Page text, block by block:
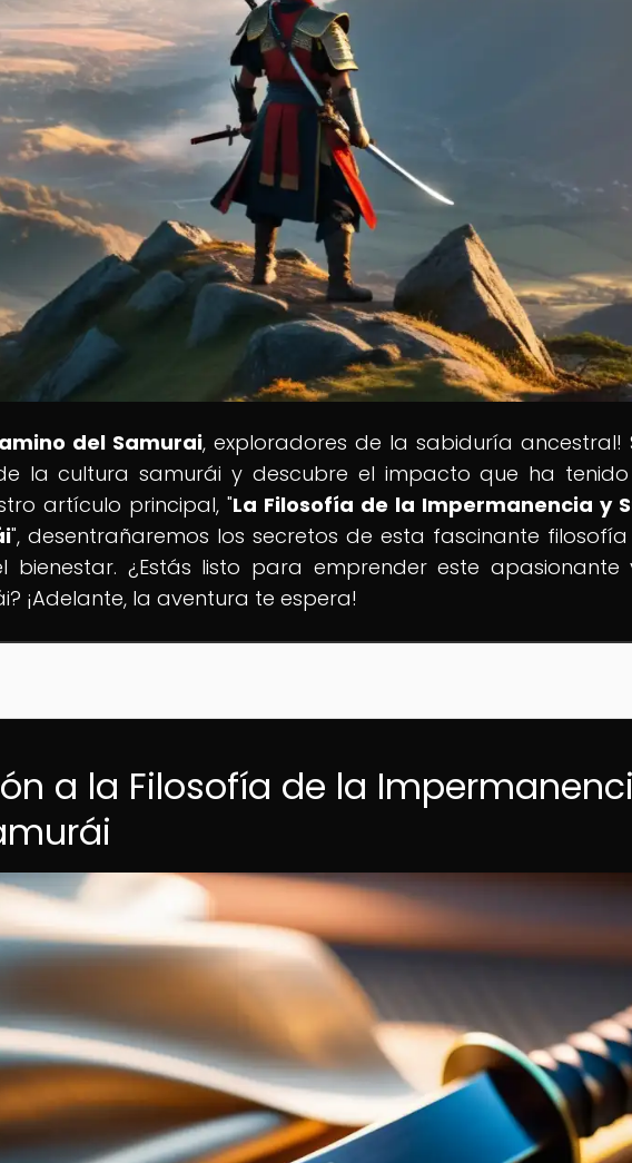
del Samurai, exploradores de la sabiduría ancestral!
la cultura samurái y descubre el impacto que ha
artículo principal, "La Filosofía de la Impermanencia y
", desentrañaremos los secretos de esta fascinante filosofía
¿Estás listo para emprender este apasionante
¡Adelante, la aventura te espera!
a la Filosofía de la